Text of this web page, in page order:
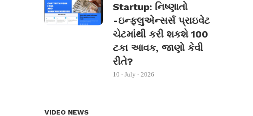
Startup: નિષ્ણાતો
-ઇન્ફ્લુએન્સર્સ પ્રાઇવેટ
ચેટમાંથી કરી શકશે 100
ટકા આવક, જાણો કેવી
રીતે?
10 - July - 2026
VIDEO NEWS